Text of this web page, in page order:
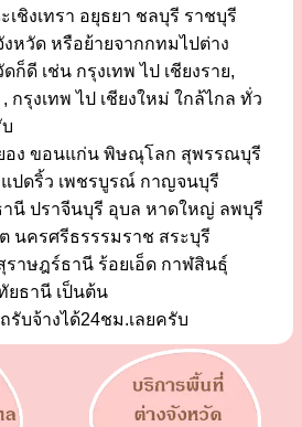
ชิงเทรา อยุธยา ชลบุรี ราชบุรี
หวัด หรือย้ายจากกทมไปต่าง
ก็ดี เช่น กรุงเทพ ไป เชียงราย,
, กรุงเทพ ไป เชียงใหม่ ใกล้ไกล ทั่ว
ง ขอนแก่น พิษณุโลก สุพรรณบุรี
ปดริ้ว เพชรบูรณ์ กาญจนบุรี
นี ปราจีนบุรี อุบล หาดใหญ่ ลพบุรี
นครศรีธรรรมราช สระบุรี
าษฎร์ธานี ร้อยเอ็ด กาฬสินธุ์
ยธานี เป็นต้น
รับจ้างได้24ชม.เลยครับ